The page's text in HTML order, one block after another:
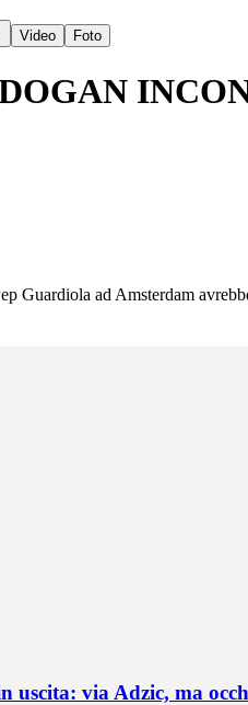
Video Foto
Guardiola ad Amsterdam
uscita: via Adzic, ma